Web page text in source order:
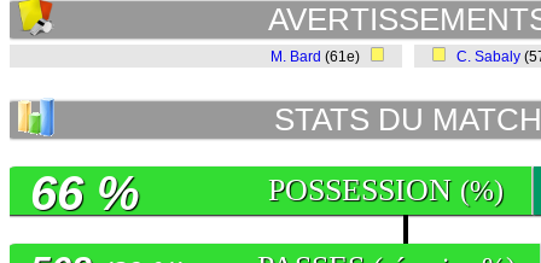
M. Bard (61e) C. Sabaly
STATS DU MATCH
POSSESSION (%)
66 %